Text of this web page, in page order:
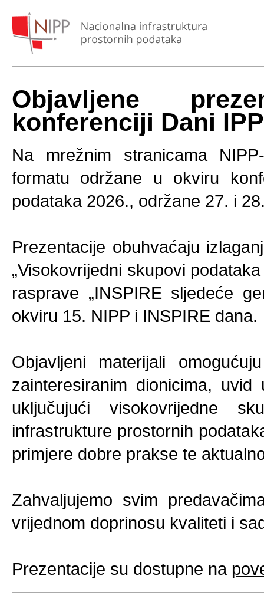
Objavljene
konferenciji Dani
Na mrežnim stranicama
formatu održane u okviru
podataka 2026., održane 27. i
Prezentacije obuhvaćaju
„Visokovrijedni skupovi
rasprave „INSPIRE sljedeće
okviru 15. NIPP i INSPIRE dana.
Objavljeni materijali
zainteresiranim dionicima,
uključujući visokovrijedne
infrastrukture prostornih
primjere dobre prakse te
Zahvaljujemo svim
vrijednom doprinosu kvaliteti i
Prezentacije su dostupne na